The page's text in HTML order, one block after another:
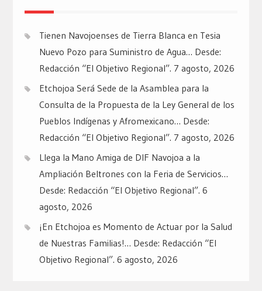
Tienen Navojoenses de Tierra Blanca en Tesia
Nuevo Pozo para Suministro de Agua… Desde:
Redacción “El Objetivo Regional”. 7 agosto, 2026
Etchojoa Será Sede de la Asamblea para la
Consulta de la Propuesta de la Ley General de los
Pueblos Indígenas y Afromexicano… Desde:
Redacción “El Objetivo Regional”. 7 agosto, 2026
Llega la Mano Amiga de DIF Navojoa a la
Ampliación Beltrones con la Feria de Servicios…
Desde: Redacción “El Objetivo Regional”. 6
agosto, 2026
¡En Etchojoa es Momento de Actuar por la Salud
de Nuestras Familias!… Desde: Redacción “El
Objetivo Regional”. 6 agosto, 2026